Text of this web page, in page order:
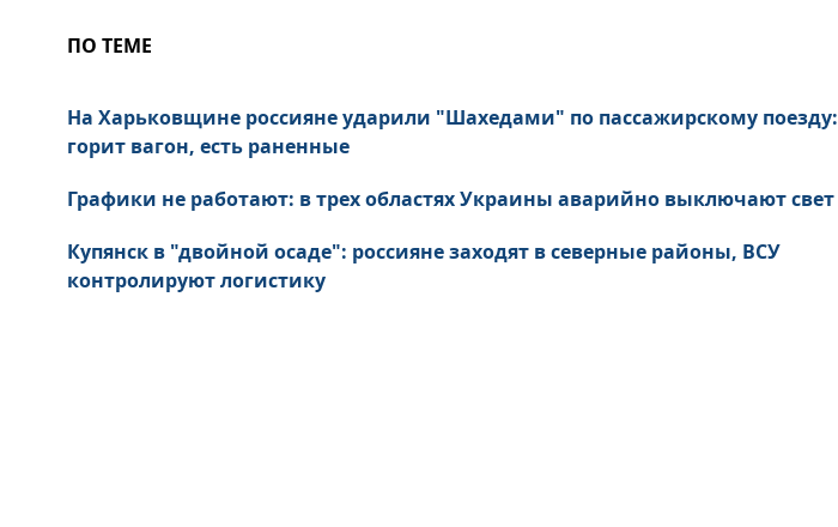
ПО ТЕМЕ
На Харьковщине россияне ударили "Шахедами" по пассажирскому поезду:
горит вагон, есть раненные
Графики не работают: в трех областях Украины аварийно выключают свет
Купянск в "двойной осаде": россияне заходят в северные районы, ВСУ
контролируют логистику